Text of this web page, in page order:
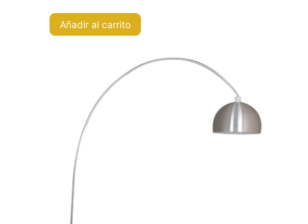
Añadir al carrito